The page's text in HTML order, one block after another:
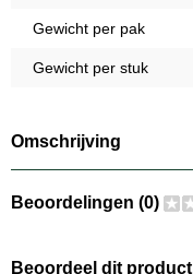
Gewicht per pak
Gewicht per stuk
Omschrijving
Beoordelingen (0)
Beoordeel dit product